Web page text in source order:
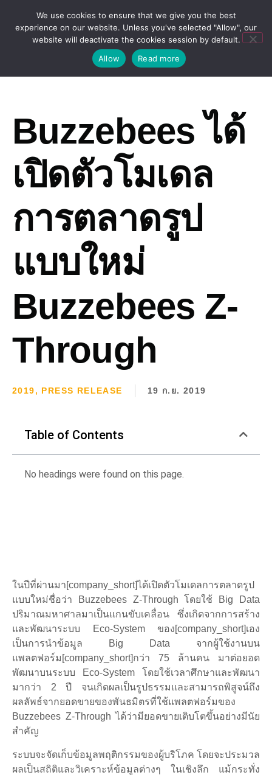
Buzzebees ได้
เปิดตัวโมเดล
การตลาดรูป
แบบใหม่
Buzzebees Z-
Through
2019, PRESS RELEASE 19 ก.ย. 2019
Table of Contents
No headings were found on this page.
ในปีที่ผ่านมา[company_short]ได้เปิดตัวโมเดลการตลาดรูป
แบบใหม่ชื่อว่า Buzzebees Z-Through โดยใช้ Big Data
ปริมาณมหาศาลมาเป็นแกนขับเคลื่อน ซึ่งเกิดจากการสร้าง
และพัฒนาระบบ Eco-System ของ[company_short]เอง
เป็นการนำข้อมูล Big Data จากผู้ใช้งานบน
แพลตฟอร์ม[company_short]กว่า 75 ล้านคน มาต่อยอด
พัฒนาบนระบบ Eco-System โดยใช้เวลาศึกษาและพัฒนา
มากว่า 2 ปี จนเกิดผลเป็นรูปธรรมและสามารถพิสูจน์ถึง
ผลลัพธ์จากยอดขายของพันธมิตรที่ใช้แพลตฟอร์มของ
Buzzebees Z-Through ได้ว่ามียอดขายเติบโตขึ้นอย่างมีนัย
สำคัญ
ระบบจะจัดเก็บข้อมูลพฤติกรรมของผู้บริโภค โดยจะประมวล
ผลเป็นสถิติและวิเคราะห์ข้อมูลต่างๆ ในเชิงลึก แม้กระทั่ง
We use cookies to ensure that we give you the best
experience on our website. Unless you've selected "Allow", our
website will deactivate the cookies session by default.
Allow
Read more